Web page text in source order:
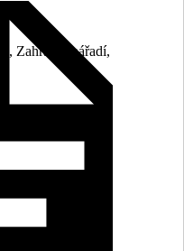
Zahradní nářadí,